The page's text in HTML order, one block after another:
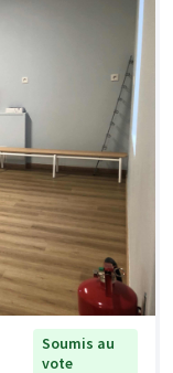
Soumis au
vote